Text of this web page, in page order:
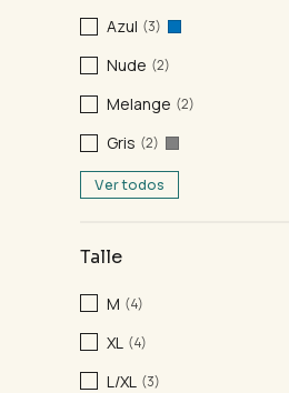
Azul (3)
Nude (2)
Melange (2)
Gris (2)
Ver todos
Talle
M (4)
XL (4)
L/XL (3)